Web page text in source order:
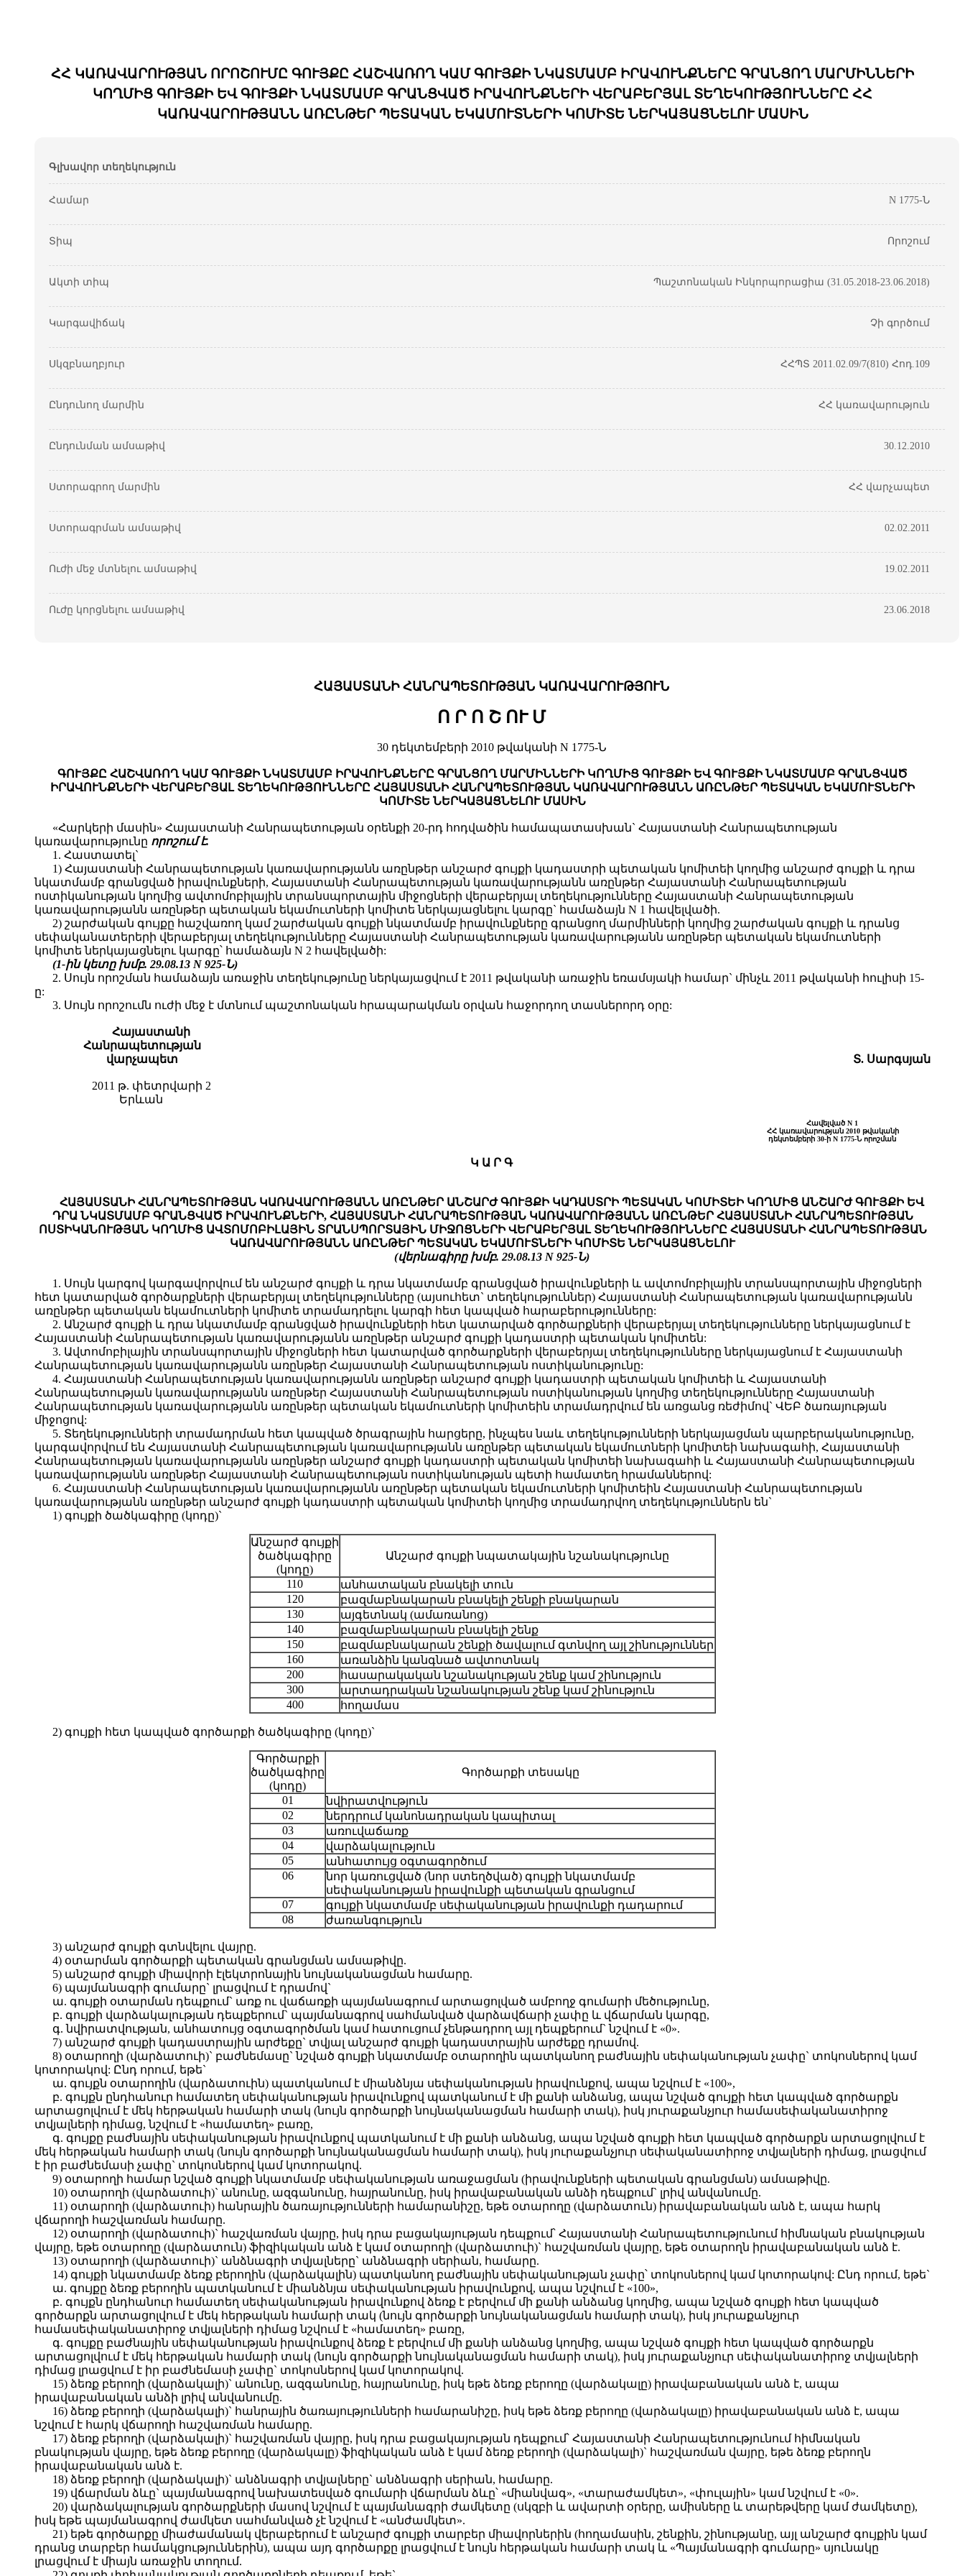
ՀՀ ԿԱՌԱՎԱՐՈՒԹՅԱՆ ՈՐՈՇՈՒՄԸ ԳՈՒՅՔԸ ՀԱՇՎԱՌՈՂ ԿԱՄ ԳՈՒՅՔԻ ՆԿԱՏՄԱՄԲ ԻՐԱՎՈՒՆՔՆԵՐԸ ԳՐԱՆՑՈՂ ՄԱՐՄԻՆՆԵՐԻ
ԿՈՂՄԻՑ ԳՈՒՅՔԻ ԵՎ ԳՈՒՅՔԻ ՆԿԱՏՄԱՄԲ ԳՐԱՆՑՎԱԾ ԻՐԱՎՈՒՆՔՆԵՐԻ ՎԵՐԱԲԵՐՅԱԼ ՏԵՂԵԿՈՒԹՅՈՒՆՆԵՐԸ ՀՀ
ԿԱՌԱՎԱՐՈՒԹՅԱՆՆ ԱՌԸՆԹԵՐ ՊԵՏԱԿԱՆ ԵԿԱՄՈՒՏՆԵՐԻ ԿՈՄԻՏԵ ՆԵՐԿԱՅԱՑՆԵԼՈՒ ՄԱՍԻՆ
Գլխավոր տեղեկություն
Համար N 1775-Ն
Տիպ Որոշում
Ակտի տիպ Պաշտոնական Ինկորպորացիա (31.05.2018-23.06.2018)
Կարգավիճակ Չի գործում
Սկզբնաղբյուր ՀՀՊՏ 2011.02.09/7(810) Հոդ.109
Ընդունող մարմին ՀՀ կառավարություն
Ընդունման ամսաթիվ 30.12.2010
Ստորագրող մարմին ՀՀ վարչապետ
Ստորագրման ամսաթիվ 02.02.2011
Ուժի մեջ մտնելու ամսաթիվ 19.02.2011
Ուժը կորցնելու ամսաթիվ 23.06.2018
ՀԱՅԱՍՏԱՆԻ ՀԱՆՐԱՊԵՏՈՒԹՅԱՆ ԿԱՌԱՎԱՐՈՒԹՅՈՒՆ
Ո Ր Ո Շ ՈՒ Մ
30 դեկտեմբերի 2010 թվականի N 1775-Ն
ԳՈՒՅՔԸ ՀԱՇՎԱՌՈՂ ԿԱՄ ԳՈՒՅՔԻ ՆԿԱՏՄԱՄԲ ԻՐԱՎՈՒՆՔՆԵՐԸ ԳՐԱՆՑՈՂ ՄԱՐՄԻՆՆԵՐԻ ԿՈՂՄԻՑ ԳՈՒՅՔԻ ԵՎ ԳՈՒՅՔԻ ՆԿԱՏՄԱՄԲ ԳՐԱՆՑՎԱԾ
ԻՐԱՎՈՒՆՔՆԵՐԻ ՎԵՐԱԲԵՐՅԱԼ ՏԵՂԵԿՈՒԹՅՈՒՆՆԵՐԸ ՀԱՅԱՍՏԱՆԻ ՀԱՆՐԱՊԵՏՈՒԹՅԱՆ ԿԱՌԱՎԱՐՈՒԹՅԱՆՆ ԱՌԸՆԹԵՐ ՊԵՏԱԿԱՆ ԵԿԱՄՈՒՏՆԵՐԻ
ԿՈՄԻՏԵ ՆԵՐԿԱՅԱՑՆԵԼՈՒ ՄԱՍԻՆ
«Հարկերի մասին» Հայաստանի Հանրապետության օրենքի 20-րդ հոդվածին համապատասխան` Հայաստանի Հանրապետության
կառավարությունը որոշում է.
1. Հաստատել`
1) Հայաստանի Հանրապետության կառավարությանն առընթեր անշարժ գույքի կադաստրի պետական կոմիտեի կողմից անշարժ գույքի և դրա
նկատմամբ գրանցված իրավունքների, Հայաստանի Հանրապետության կառավարությանն առընթեր Հայաստանի Հանրապետության
ոստիկանության կողմից ավտոմոբիլային տրանսպորտային միջոցների վերաբերյալ տեղեկությունները Հայաստանի Հանրապետության
կառավարությանն առընթեր պետական եկամուտների կոմիտե ներկայացնելու կարգը` համաձայն N 1 հավելվածի.
2) շարժական գույքը հաշվառող կամ շարժական գույքի նկատմամբ իրավունքները գրանցող մարմինների կողմից շարժական գույքի և դրանց
սեփականատերերի վերաբերյալ տեղեկությունները Հայաստանի Հանրապետության կառավարությանն առընթեր պետական եկամուտների
կոմիտե ներկայացնելու կարգը՝ համաձայն N 2 հավելվածի:
(1-ին կետը խմբ. 29.08.13 N 925-Ն)
2. Սույն որոշման համաձայն առաջին տեղեկությունը ներկայացվում է 2011 թվականի առաջին եռամսյակի համար` մինչև 2011 թվականի հուլիսի 15-
ը:
3. Սույն որոշումն ուժի մեջ է մտնում պաշտոնական հրապարակման օրվան հաջորդող տասներորդ օրը:
Հայաստանի
Հանրապետության
վարչապետ
Տ. Սարգսյան
2011 թ. փետրվարի 2
Երևան
Հավելված N 1
ՀՀ կառավարության 2010 թվականի
դեկտեմբերի 30-ի N 1775-Ն որոշման
Կ Ա Ր Գ
ՀԱՅԱՍՏԱՆԻ ՀԱՆՐԱՊԵՏՈՒԹՅԱՆ ԿԱՌԱՎԱՐՈՒԹՅԱՆՆ ԱՌԸՆԹԵՐ ԱՆՇԱՐԺ ԳՈՒՅՔԻ ԿԱԴԱՍՏՐԻ ՊԵՏԱԿԱՆ ԿՈՄԻՏԵԻ ԿՈՂՄԻՑ ԱՆՇԱՐԺ ԳՈՒՅՔԻ ԵՎ
ԴՐԱ ՆԿԱՏՄԱՄԲ ԳՐԱՆՑՎԱԾ ԻՐԱՎՈՒՆՔՆԵՐԻ, ՀԱՅԱՍՏԱՆԻ ՀԱՆՐԱՊԵՏՈՒԹՅԱՆ ԿԱՌԱՎԱՐՈՒԹՅԱՆՆ ԱՌԸՆԹԵՐ ՀԱՅԱՍՏԱՆԻ ՀԱՆՐԱՊԵՏՈՒԹՅԱՆ
ՈՍՏԻԿԱՆՈՒԹՅԱՆ ԿՈՂՄԻՑ ԱՎՏՈՄՈԲԻԼԱՅԻՆ ՏՐԱՆՍՊՈՐՏԱՅԻՆ ՄԻՋՈՑՆԵՐԻ ՎԵՐԱԲԵՐՅԱԼ ՏԵՂԵԿՈՒԹՅՈՒՆՆԵՐԸ ՀԱՅԱՍՏԱՆԻ ՀԱՆՐԱՊԵՏՈՒԹՅԱՆ
ԿԱՌԱՎԱՐՈՒԹՅԱՆՆ ԱՌԸՆԹԵՐ ՊԵՏԱԿԱՆ ԵԿԱՄՈՒՏՆԵՐԻ ԿՈՄԻՏԵ ՆԵՐԿԱՅԱՑՆԵԼՈՒ
(վերնագիրը խմբ. 29.08.13 N 925-Ն)
1. Սույն կարգով կարգավորվում են անշարժ գույքի և դրա նկատմամբ գրանցված իրավունքների և ավտոմոբիլային տրանսպորտային միջոցների
հետ կատարված գործարքների վերաբերյալ տեղեկությունները (այսուհետ` տեղեկություններ) Հայաստանի Հանրապետության կառավարությանն
առընթեր պետական եկամուտների կոմիտե տրամադրելու կարգի հետ կապված հարաբերությունները:
2. Անշարժ գույքի և դրա նկատմամբ գրանցված իրավունքների հետ կատարված գործարքների վերաբերյալ տեղեկությունները ներկայացնում է
Հայաստանի Հանրապետության կառավարությանն առընթեր անշարժ գույքի կադաստրի պետական կոմիտեն:
3. Ավտոմոբիլային տրանսպորտային միջոցների հետ կատարված գործարքների վերաբերյալ տեղեկությունները ներկայացնում է Հայաստանի
Հանրապետության կառավարությանն առընթեր Հայաստանի Հանրապետության ոստիկանությունը:
4. Հայաստանի Հանրապետության կառավարությանն առընթեր անշարժ գույքի կադաստրի պետական կոմիտեի և Հայաստանի
Հանրապետության կառավարությանն առընթեր Հայաստանի Հանրապետության ոստիկանության կողմից տեղեկությունները Հայաստանի
Հանրապետության կառավարությանն առընթեր պետական եկամուտների կոմիտեին տրամադրվում են առցանց ռեժիմով` ՎԵԲ ծառայության
միջոցով:
5. Տեղեկությունների տրամադրման հետ կապված ծրագրային հարցերը, ինչպես նաև տեղեկությունների ներկայացման պարբերականությունը,
կարգավորվում են Հայաստանի Հանրապետության կառավարությանն առընթեր պետական եկամուտների կոմիտեի նախագահի, Հայաստանի
Հանրապետության կառավարությանն առընթեր անշարժ գույքի կադաստրի պետական կոմիտեի նախագահի և Հայաստանի Հանրապետության
կառավարությանն առընթեր Հայաստանի Հանրապետության ոստիկանության պետի համատեղ հրամաններով:
6. Հայաստանի Հանրապետության կառավարությանն առընթեր պետական եկամուտների կոմիտեին Հայաստանի Հանրապետության
կառավարությանն առընթեր անշարժ գույքի կադաստրի պետական կոմիտեի կողմից տրամադրվող տեղեկություններն են`
1) գույքի ծածկագիրը (կոդը)`
Անշարժ գույքի
ծածկագիրը
(կոդը)
Անշարժ գույքի նպատակային նշանակությունը
110
անհատական բնակելի տուն
120
բազմաբնակարան բնակելի շենքի բնակարան
130
այգետնակ (ամառանոց)
140
բազմաբնակարան բնակելի շենք
150
բազմաբնակարան շենքի ծավալում գտնվող այլ շինություններ
160
առանձին կանգնած ավտոտնակ
200
հասարակական նշանակության շենք կամ շինություն
300
արտադրական նշանակության շենք կամ շինություն
400
հողամաս
2) գույքի հետ կապված գործարքի ծածկագիրը (կոդը)`
Գործարքի
ծածկագիրը
(կոդը)
Գործարքի տեսակը
01
նվիրատվություն
02
ներդրում կանոնադրական կապիտալ
03
առուվաճառք
04
վարձակալություն
05
անհատույց օգտագործում
06
նոր կառուցված (նոր ստեղծված) գույքի նկատմամբ
սեփականության իրավունքի պետական գրանցում
07
գույքի նկատմամբ սեփականության իրավունքի դադարում
08
ժառանգություն
3) անշարժ գույքի գտնվելու վայրը.
4) օտարման գործարքի պետական գրանցման ամսաթիվը.
5) անշարժ գույքի միավորի էլեկտրոնային նույնականացման համարը.
6) պայմանագրի գումարը` լրացվում է դրամով`
ա. գույքի օտարման դեպքում` առք ու վաճառքի պայմանագրում արտացոլված ամբողջ գումարի մեծությունը,
բ. գույքի վարձակալության դեպքերում` պայմանագրով սահմանված վարձավճարի չափը և վճարման կարգը,
գ. նվիրատվության, անհատույց օգտագործման կամ հատուցում չենթադրող այլ դեպքերում` նշվում է «0».
7) անշարժ գույքի կադաստրային արժեքը` տվյալ անշարժ գույքի կադաստրային արժեքը դրամով.
8) օտարողի (վարձատուի)` բաժնեմասը` նշված գույքի նկատմամբ օտարողին պատկանող բաժնային սեփականության չափը` տոկոսներով կամ
կոտորակով: Ընդ որում, եթե`
ա. գույքն օտարողին (վարձատուին) պատկանում է միանձնյա սեփականության իրավունքով, ապա նշվում է «100»,
բ. գույքն ընդհանուր համատեղ սեփականության իրավունքով պատկանում է մի քանի անձանց, ապա նշված գույքի հետ կապված գործարքն
արտացոլվում է մեկ հերթական համարի տակ (նույն գործարքի նույնականացման համարի տակ), իսկ յուրաքանչյուր համասեփականատիրոջ
տվյալների դիմաց, նշվում է «համատեղ» բառը,
գ. գույքը բաժնային սեփականության իրավունքով պատկանում է մի քանի անձանց, ապա նշված գույքի հետ կապված գործարքն արտացոլվում է
մեկ հերթական համարի տակ (նույն գործարքի նույնականացման համարի տակ), իսկ յուրաքանչյուր սեփականատիրոջ տվյալների դիմաց, լրացվում
է իր բաժնեմասի չափը` տոկոսներով կամ կոտորակով.
9) օտարողի համար նշված գույքի նկատմամբ սեփականության առաջացման (իրավունքների պետական գրանցման) ամսաթիվը.
10) օտարողի (վարձատուի)` անունը, ազգանունը, հայրանունը, իսկ իրավաբանական անձի դեպքում` լրիվ անվանումը.
11) օտարողի (վարձատուի) հանրային ծառայությունների համարանիշը, եթե օտարողը (վարձատուն) իրավաբանական անձ է, ապա հարկ
վճարողի հաշվառման համարը.
12) օտարողի (վարձատուի)` հաշվառման վայրը, իսկ դրա բացակայության դեպքում՝ Հայաստանի Հանրապետությունում հիմնական բնակության
վայրը, եթե օտարողը (վարձատուն) ֆիզիկական անձ է կամ օտարողի (վարձատուի)` հաշվառման վայրը, եթե օտարողն իրավաբանական անձ է.
13) օտարողի (վարձատուի)` անձնագրի տվյալները` անձնագրի սերիան, համարը.
14) գույքի նկատմամբ ձեռք բերողին (վարձակալին) պատկանող բաժնային սեփականության չափը՝ տոկոսներով կամ կոտորակով: Ընդ որում, եթե`
ա. գույքը ձեռք բերողին պատկանում է միանձնյա սեփականության իրավունքով, ապա նշվում է «100»,
բ. գույքն ընդհանուր համատեղ սեփականության իրավունքով ձեռք է բերվում մի քանի անձանց կողմից, ապա նշված գույքի հետ կապված
գործարքն արտացոլվում է մեկ հերթական համարի տակ (նույն գործարքի նույնականացման համարի տակ), իսկ յուրաքանչյուր
համասեփականատիրոջ տվյալների դիմաց նշվում է «համատեղ» բառը,
գ. գույքը բաժնային սեփականության իրավունքով ձեռք է բերվում մի քանի անձանց կողմից, ապա նշված գույքի հետ կապված գործարքն
արտացոլվում է մեկ հերթական համարի տակ (նույն գործարքի նույնականացման համարի տակ), իսկ յուրաքանչյուր սեփականատիրոջ տվյալների
դիմաց լրացվում է իր բաժնեմասի չափը` տոկոսներով կամ կոտորակով.
15) ձեռք բերողի (վարձակալի)` անունը, ազգանունը, հայրանունը, իսկ եթե ձեռք բերողը (վարձակալը) իրավաբանական անձ է, ապա
իրավաբանական անձի լրիվ անվանումը.
16) ձեռք բերողի (վարձակալի)` հանրային ծառայությունների համարանիշը, իսկ եթե ձեռք բերողը (վարձակալը) իրավաբանական անձ է, ապա
նշվում է հարկ վճարողի հաշվառման համարը.
17) ձեռք բերողի (վարձակալի)` հաշվառման վայրը, իսկ դրա բացակայության դեպքում՝ Հայաստանի Հանրապետությունում հիմնական
բնակության վայրը, եթե ձեռք բերողը (վարձակալը) ֆիզիկական անձ է կամ ձեռք բերողի (վարձակալի)` հաշվառման վայրը, եթե ձեռք բերողն
իրավաբանական անձ է.
18) ձեռք բերողի (վարձակալի)` անձնագրի տվյալները` անձնագրի սերիան, համարը.
19) վճարման ձևը` պայմանագրով նախատեսված գումարի վճարման ձևը՝ «միանվագ», «տարաժամկետ», «փուլային» կամ նշվում է «0».
20) վարձակալության գործարքների մասով նշվում է պայմանագրի ժամկետը (սկզբի և ավարտի օրերը, ամիսները և տարեթվերը կամ ժամկետը),
իսկ եթե պայմանագրով ժամկետ սահմանված չէ նշվում է «անժամկետ».
21) եթե գործարքը միաժամանակ վերաբերում է անշարժ գույքի տարբեր միավորներին (հողամասին, շենքին, շինությանը, այլ անշարժ գույքին կամ
դրանց տարբեր համակցություններին), ապա այդ գործարքը լրացվում է նույն հերթական համարի տակ և «Պայմանագրի գումարը» սյունակը
լրացվում է միայն առաջին տողում.